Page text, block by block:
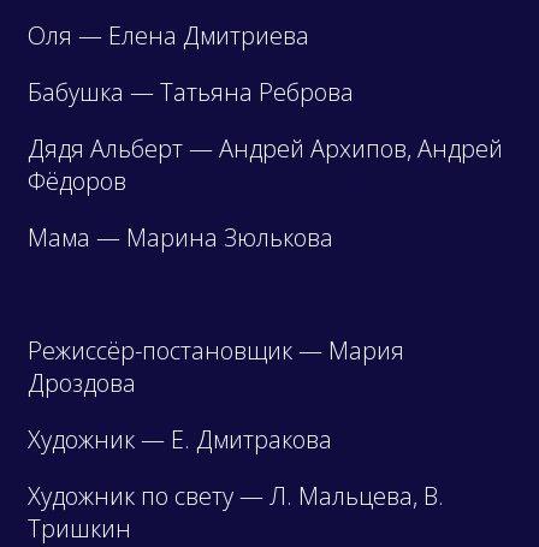
Оля — Елена Дмитриева
Бабушка — Татьяна Реброва
Дядя Альберт — Андрей Архипов, Андрей
Фёдоров
Мама — Марина Зюлькова
Режиссёр-постановщик — Мария
Дроздова
Художник — Е. Дмитракова
Художник по свету — Л. Мальцева, В.
Тришкин